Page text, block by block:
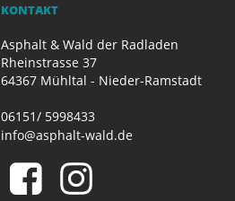
KONTAKT
Asphalt & Wald der Radladen
Rheinstrasse 37
64367 Mühltal - Nieder-Ramstadt
06151/ 5998433
info@asphalt-wald.de